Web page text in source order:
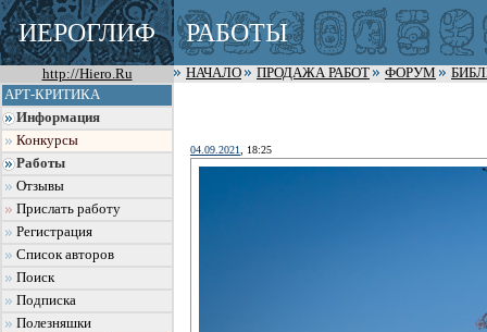
ИЕРОГЛИФ РАБОТЫ
http://Hiero.Ru НАЧАЛО ПРОДАЖА РАБОТ ФОРУМ
АРТ-КРИТИКА
Информация
Конкурсы
Работы
Отзывы
Прислать работу
Регистрация
Список авторов
Поиск
Подписка
Полезняшки
04.09.2021 , 18:25